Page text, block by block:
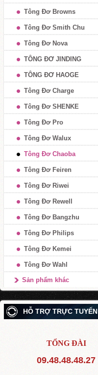
Tông Đơ Browns
Tông Đơ Smith Chu
Tông Đơ Nova
TÔNG ĐƠ JINDING
TÔNG ĐƠ HAOGE
Tông Đơ Charge
Tông Đơ SHENKE
Tông Đơ Pro
Tông Đơ Walux
Tông Đơ Chaoba
Tông Đơ Feiren
Tông Đơ Riwei
Tông Đơ Rewell
Tông Đơ Bangzhu
Tông Đơ Philips
Tông Đơ Kemei
Tông Đơ Wahl
Sản phẩm khác
HỖ TRỢ TRỰC TUYẾN
TỔNG ĐÀI
09.48.48.48.27